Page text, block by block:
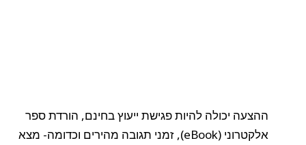
ההצעה יכולה להיות פגישת ייעוץ בחינם, הורדת ספר
אלקטרוני (eBook), זמני תגובה מהירים וכדומה- מצא